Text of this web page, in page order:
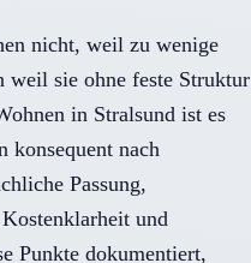
nicht, weil zu wenige
weil sie ohne feste Struktur
in Stralsund ist es
konsequent nach
Passung,
und
Punkte dokumentiert,